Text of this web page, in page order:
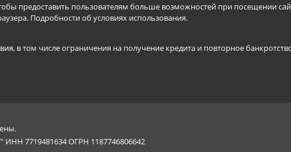
предоставить пользователям больше возможностей при посещении
Подробности об условиях использования.
в том числе ограничения на получение кредита и повторное
7719481634 ОГРН 1187746806642